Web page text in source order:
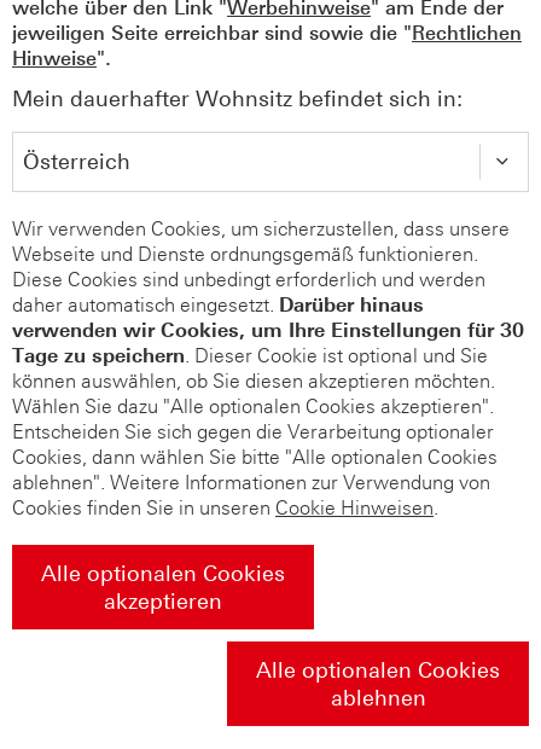
welche über den Link "Werbehinweise" am Ende der
jeweiligen Seite erreichbar sind sowie die "Rechtlichen
Hinweise".
Mein dauerhafter Wohnsitz befindet sich in:
Wir verwenden Cookies, um sicherzustellen, dass unsere
Webseite und Dienste ordnungsgemäß funktionieren.
Diese Cookies sind unbedingt erforderlich und werden
daher automatisch eingesetzt. Darüber hinaus
verwenden wir Cookies, um Ihre Einstellungen für 30
Tage zu speichern. Dieser Cookie ist optional und Sie
können auswählen, ob Sie diesen akzeptieren möchten.
Wählen Sie dazu "Alle optionalen Cookies akzeptieren".
Entscheiden Sie sich gegen die Verarbeitung optionaler
Cookies, dann wählen Sie bitte "Alle optionalen Cookies
ablehnen". Weitere Informationen zur Verwendung von
Cookies finden Sie in unseren Cookie Hinweisen.
Alle optionalen Cookies
akzeptieren
Alle optionalen Cookies
ablehnen